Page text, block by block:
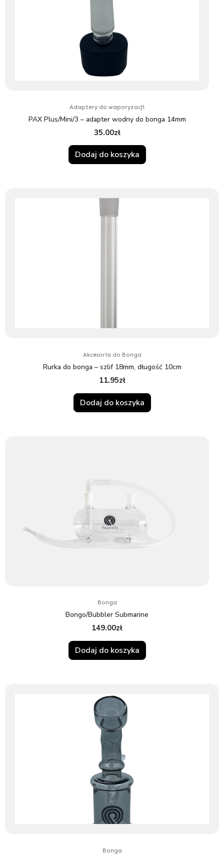
Adaptery do waporyzacji
PAX Plus/Mini/3 – adapter wodny do bonga 14mm
35.00zł
Dodaj do koszyka
Akcesoria do Bonga
Rurka do bonga – szlif 18mm, długość 10cm
11.95zł
Dodaj do koszyka
Bonga
Bongo/Bubbler Submarine
149.00zł
Dodaj do koszyka
Bonga